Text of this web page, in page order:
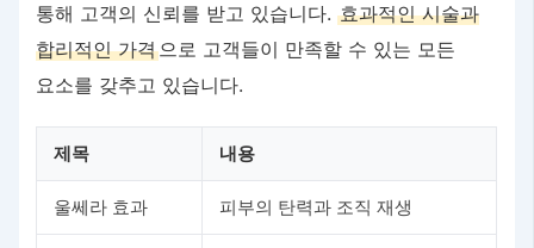
통해 고객의 신뢰를 받고 있습니다.효과적인 시술과
합리적인 가격으로 고객들이 만족할 수 있는 모든
요소를 갖추고 있습니다.
제목 내용
울쎄라 효과 피부의 탄력과 조직 재생